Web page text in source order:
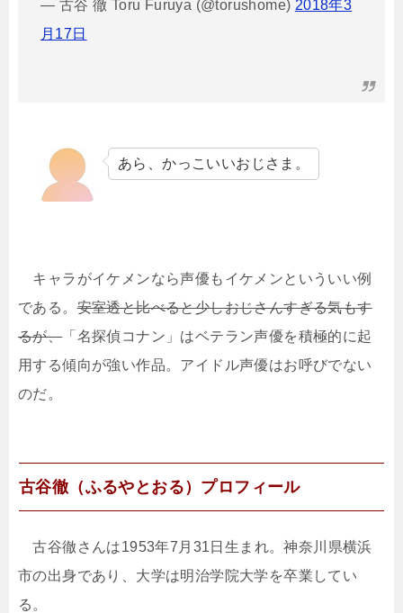
— 古谷 徹 Toru Furuya (@torushome) 2018年3
月17日
あら、かっこいいおじさま。
キャラがイケメンなら声優もイケメンといういい例
である。安室透と比べると少しおじさんすぎる気もす
るが、「名探偵コナン」はベテラン声優を積極的に起
用する傾向が強い作品。アイドル声優はお呼びでない
のだ。
古谷徹（ふるやとおる）プロフィール
古谷徹さんは1953年7月31日生まれ。神奈川県横浜
市の出身であり、大学は明治学院大学を卒業してい
る。